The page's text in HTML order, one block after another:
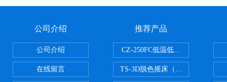
公司介绍
公司介绍
在线留言
推荐产品
CZ-250FC低温低湿种子储藏柜
TS-3D脱色摇床（三维运动）